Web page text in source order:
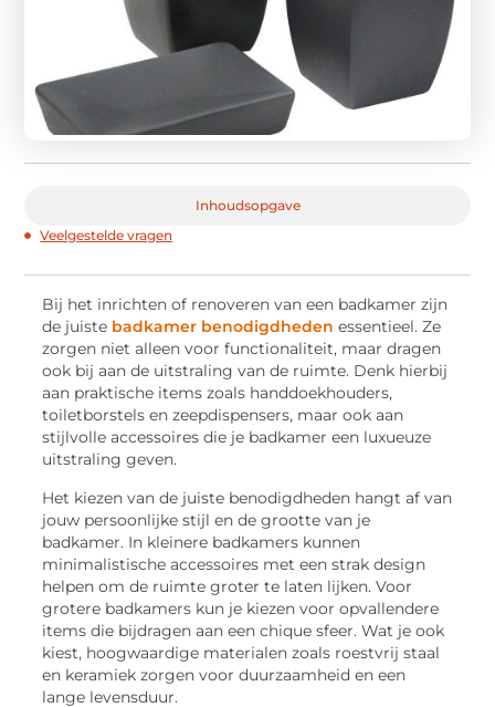
Inhoudsopgave
Veelgestelde vragen
Bij het inrichten of renoveren van een badkamer zijn
de juiste badkamer benodigdheden essentieel. Ze
zorgen niet alleen voor functionaliteit, maar dragen
ook bij aan de uitstraling van de ruimte. Denk hierbij
aan praktische items zoals handdoekhouders,
toiletborstels en zeepdispensers, maar ook aan
stijlvolle accessoires die je badkamer een luxueuze
uitstraling geven.
Het kiezen van de juiste benodigdheden hangt af van
jouw persoonlijke stijl en de grootte van je
badkamer. In kleinere badkamers kunnen
minimalistische accessoires met een strak design
helpen om de ruimte groter te laten lijken. Voor
grotere badkamers kun je kiezen voor opvallendere
items die bijdragen aan een chique sfeer. Wat je ook
kiest, hoogwaardige materialen zoals roestvrij staal
en keramiek zorgen voor duurzaamheid en een
lange levensduur.